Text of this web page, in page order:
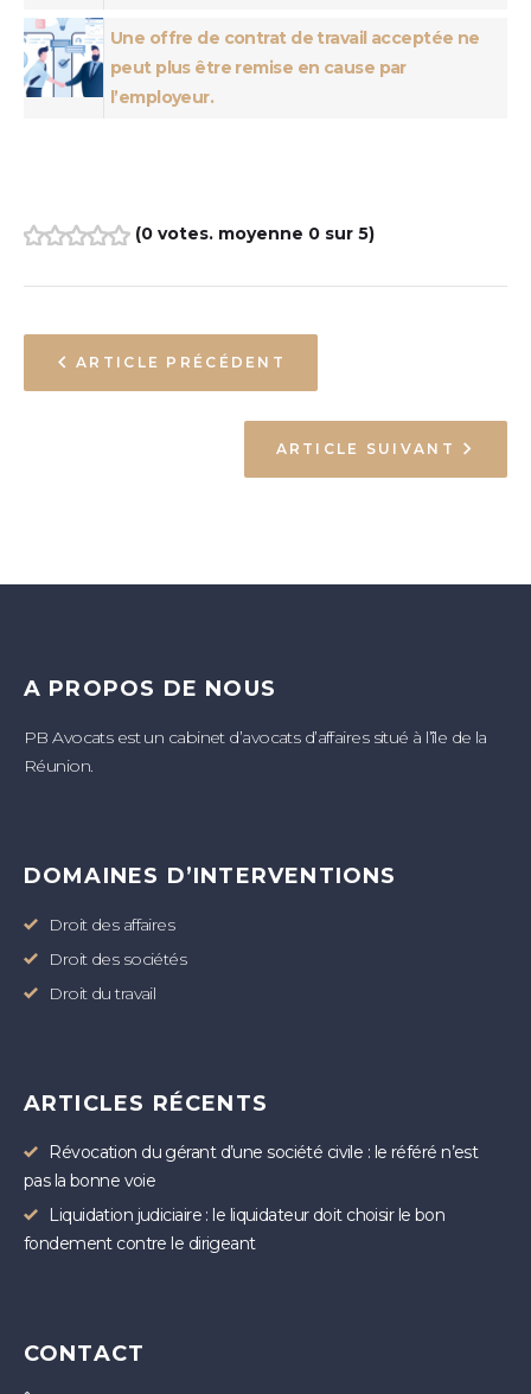
Une offre de contrat de travail acceptée ne
peut plus être remise en cause par
l’employeur.
(0 votes. moyenne 0sur 5)
ARTICLE PRÉCÉDENT
ARTICLE SUIVANT
A PROPOS DE NOUS
PB Avocats est un cabinet d’avocats d’affaires situé à l’île de la
Réunion.
DOMAINES D’INTERVENTIONS
Droit des affaires
Droit des sociétés
Droit du travail
ARTICLES RÉCENTS
Révocation du gérant d’une société civile : le référé n’est
pas la bonne voie
Liquidation judiciaire : le liquidateur doit choisir le bon
fondement contre le dirigeant
CONTACT